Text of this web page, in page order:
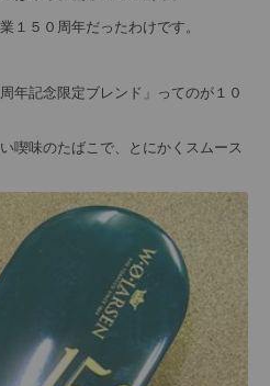
１５０周年だったわけです。
年記念限定ブレンド」ってのが１０
喫味のたばこで、とにかくスムース